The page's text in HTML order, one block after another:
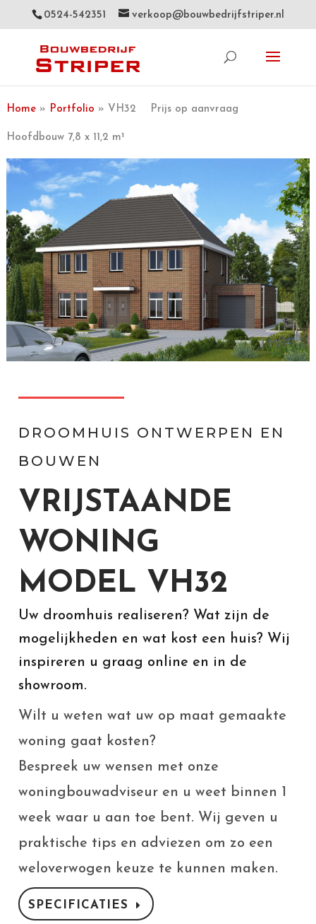
0524-542351 verkoop@bouwbedrijfstriper.nl
Home» Portfolio » VH32 Prijs op aanvraag
Hoofdbouw 7,8 x 11,2 m¹
DROOMHUIS ONTWERPEN EN
BOUWEN
VRIJSTAANDE
WONING
MODEL VH32
Uw droomhuis realiseren? Wat zijn de
mogelijkheden en wat kost een huis? Wij
inspireren u graag online en in de
showroom.
Wilt u weten wat uw op maat gemaakte
woning gaat kosten?
Bespreek uw wensen met onze
woningbouwadviseur en u weet binnen 1
week waar u aan toe bent. Wij geven u
praktische tips en adviezen om zo een
weloverwogen keuze te kunnen maken.
SPECIFICATIES